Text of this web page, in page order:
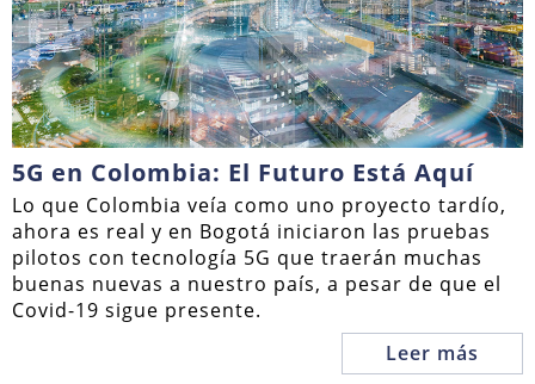
5G en Colombia: El Futuro Está Aquí
Lo que Colombia veía como uno proyecto tardío,
ahora es real y en Bogotá iniciaron las pruebas
pilotos con tecnología 5G que traerán muchas
buenas nuevas a nuestro país, a pesar de que el
Covid-19 sigue presente.
Leer más